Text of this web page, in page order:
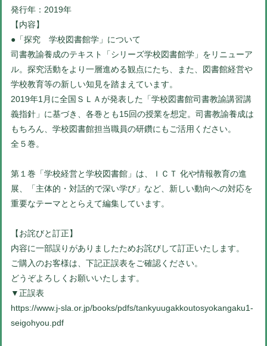
発行年：2019年
【内容】
●「探究 学校図書館学」について
司書教諭養成のテキスト「シリーズ学校図書館学」をリニューア
ル。探究活動をより一層進める観点にたち、また、図書館経営や
学校教育等の新しい知見を踏まえています。
2019年1月に全国ＳＬＡが発表した「学校図書館司書教諭講習講
義指針」に基づき、各巻とも15回の授業を想定。司書教諭養成は
もちろん、学校図書館担当職員の研鑽にもご活用ください。
全５巻。
第１巻「学校経営と学校図書館」は、ＩＣＴ 化や情報教育の進
展、「主体的・対話的で深い学び」など、新しい動向への対応を
重要なテーマととらえて編集しています。
【お詫びと訂正】
内容に一部誤りがありましたためお詫びして訂正いたします。
ご購入のお客様は、下記正誤表をご確認ください。
どうぞよろしくお願いいたします。
▼正誤表
https://www.j-sla.or.jp/books/pdfs/tankyuugakkoutosyokangaku1-
seigohyou.pdf